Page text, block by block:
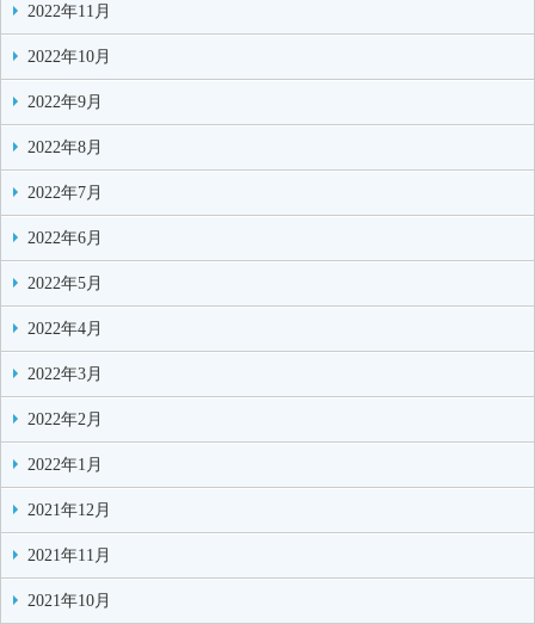
2022年11月
2022年10月
2022年9月
2022年8月
2022年7月
2022年6月
2022年5月
2022年4月
2022年3月
2022年2月
2022年1月
2021年12月
2021年11月
2021年10月